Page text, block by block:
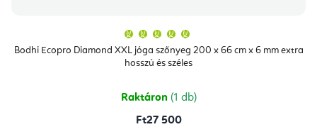
Bodhi Ecopro Diamond XXL jóga szőnyeg 200 x 66 cm x 6 mm extra
hosszú és széles
átlagos
értékelése
5-
csillag.
Raktáron (1 db)
Ft27 500